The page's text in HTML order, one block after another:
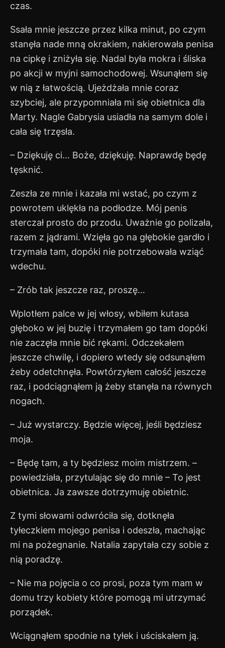
czas.
Ssała mnie jeszcze przez kilka minut, po czym
stanęła nade mną okrakiem, nakierowała penisa
na cipkę i zniżyła się. Nadal była mokra i śliska
po akcji w myjni samochodowej. Wsunąłem się
w nią z łatwością. Ujeżdżała mnie coraz
szybciej, ale przypomniała mi się obietnica dla
Marty. Nagle Gabrysia usiadła na samym dole i
cała się trzęsła.
– Dziękuję ci… Boże, dziękuję. Naprawdę będę
tęsknić.
Zeszła ze mnie i kazała mi wstać, po czym z
powrotem uklękła na podłodze. Mój penis
sterczał prosto do przodu. Uważnie go polizała,
razem z jądrami. Wzięła go na głębokie gardło i
trzymała tam, dopóki nie potrzebowała wziąć
wdechu.
– Zrób tak jeszcze raz, proszę…
Wplotłem palce w jej włosy, wbiłem kutasa
głęboko w jej buzię i trzymałem go tam dopóki
nie zaczęła mnie bić rękami. Odczekałem
jeszcze chwilę, i dopiero wtedy się odsunąłem
żeby odetchnęła. Powtórzyłem całość jeszcze
raz, i podciągnąłem ją żeby stanęła na równych
nogach.
– Już wystarczy. Będzie więcej, jeśli będziesz
moja.
– Będę tam, a ty będziesz moim mistrzem. –
powiedziała, przytulając się do mnie – To jest
obietnica. Ja zawsze dotrzymuję obietnic.
Z tymi słowami odwróciła się, dotknęła
tyłeczkiem mojego penisa i odeszła, machając
mi na pożegnanie. Natalia zapytała czy sobie z
nią poradzę.
– Nie ma pojęcia o co prosi, poza tym mam w
domu trzy kobiety które pomogą mi utrzymać
porządek.
Wciągnąłem spodnie na tyłek i uściskałem ją.